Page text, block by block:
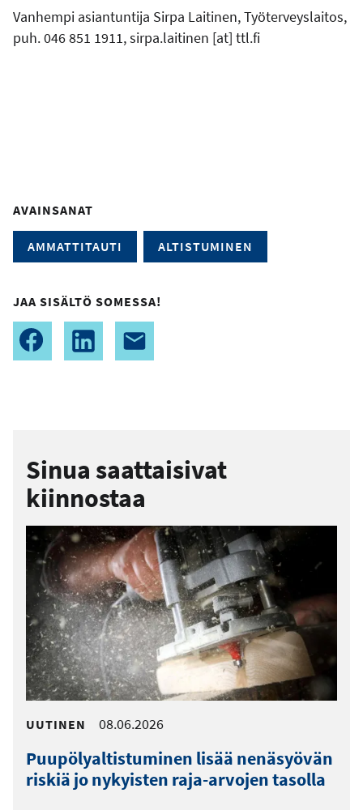
Vanhempi asiantuntija Sirpa Laitinen, Työterveyslaitos,
puh. 046 851 1911,sirpa.laitinen [at] ttl.fi
AVAINSANAT
AMMATTITAUTI ALTISTUMINEN
JAA SISÄLTÖ SOMESSA!
Sinua saattaisivat
kiinnostaa
UUTINEN 08.06.2026
Puupölyaltistuminen lisää nenäsyövän
riskiä jo nykyisten raja-arvojen tasolla